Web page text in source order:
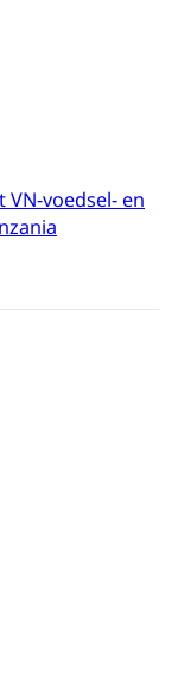
voedsel- en